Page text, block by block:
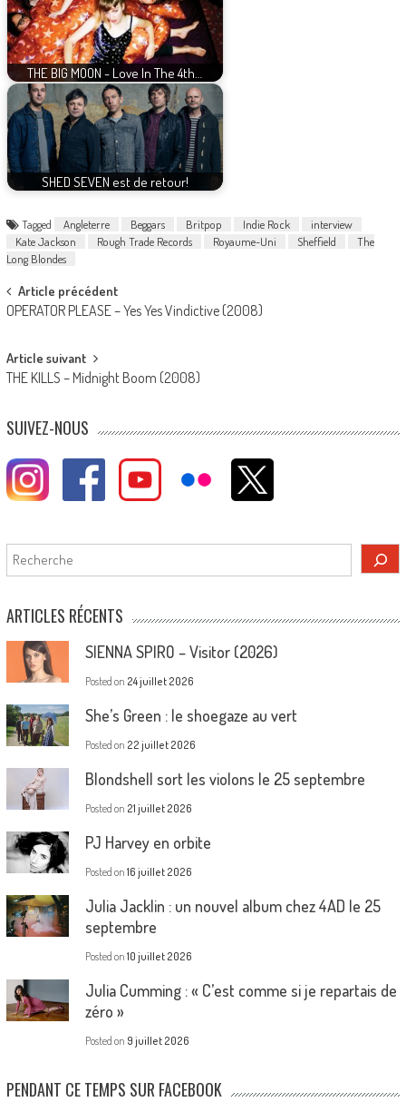
THE BIG MOON - Love In The 4th…
SHED SEVEN est de retour!
Tagged Angleterre Beggars Britpop Indie Rock
interview
Kate Jackson
Rough Trade Records Royaume-Uni Sheffield
The
Long Blondes
Post
navigation
Article précédent
OPERATOR PLEASE – Yes Yes Vindictive (2008)
Article suivant
THE KILLS – Midnight Boom (2008)
SUIVEZ-NOUS
Rechercher
ARTICLES RÉCENTS
SIENNA SPIRO – Visitor (2026)
Posted on 24 juillet 2026
She’s Green : le shoegaze au vert
Posted on 22 juillet 2026
Blondshell sort les violons le 25 septembre
Posted on 21 juillet 2026
PJ Harvey en orbite
Posted on 16 juillet 2026
Julia Jacklin : un nouvel album chez 4AD le 25
septembre
Posted on 10 juillet 2026
Julia Cumming : « C’est comme si je repartais de
zéro »
Posted on 9 juillet 2026
PENDANT CE TEMPS SUR FACEBOOK